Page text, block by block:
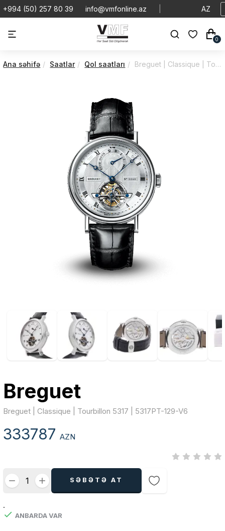
+994 (50) 257 80 39 info@vmfonline.az AZ
0
Ana səhifə Saatlar Qol saatları Breguet | Classique | Tourbillon 5317 | 5317PT-129-V6
Breguet
Breguet | Classique | Tourbillon 5317 | 5317PT-129-V6
333787AZN
SƏBƏTƏ AT
.
ANBARDA VAR